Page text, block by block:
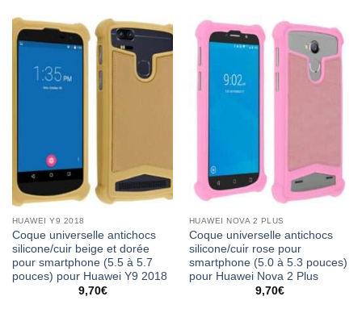
HUAWEI Y9 2018
Coque universelle antichocs
silicone/cuir beige et dorée
pour smartphone (5.5 à 5.7
pouces) pour Huawei Y9 2018
9,70€
HUAWEI NOVA 2 PLUS
Coque universelle antichocs
silicone/cuir rose pour
smartphone (5.0 à 5.3 pouces)
pour Huawei Nova 2 Plus
9,70€